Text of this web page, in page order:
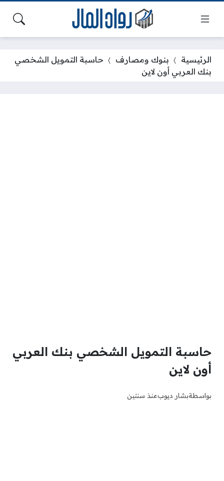
الرئيسية بنوك ومصارف
حاسبة التمويل الشخصي
بنك العربي أون لاين
حاسبة التمويل الشخصي بنك العربي
أون لاين
بواسطةبشار ديوبمنذ سنتين